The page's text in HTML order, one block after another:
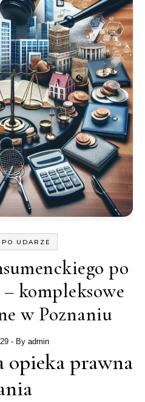
UDARZE
po
kompleksowe
w Poznaniu
- By admin
opieka prawna